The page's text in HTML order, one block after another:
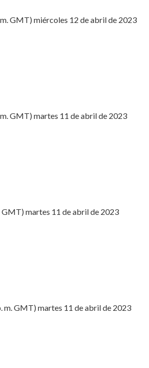
GMT) miércoles 12 de abril de 2023
GMT) martes 11 de abril de 2023
GMT) martes 11 de abril de 2023
m. GMT) martes 11 de abril de 2023